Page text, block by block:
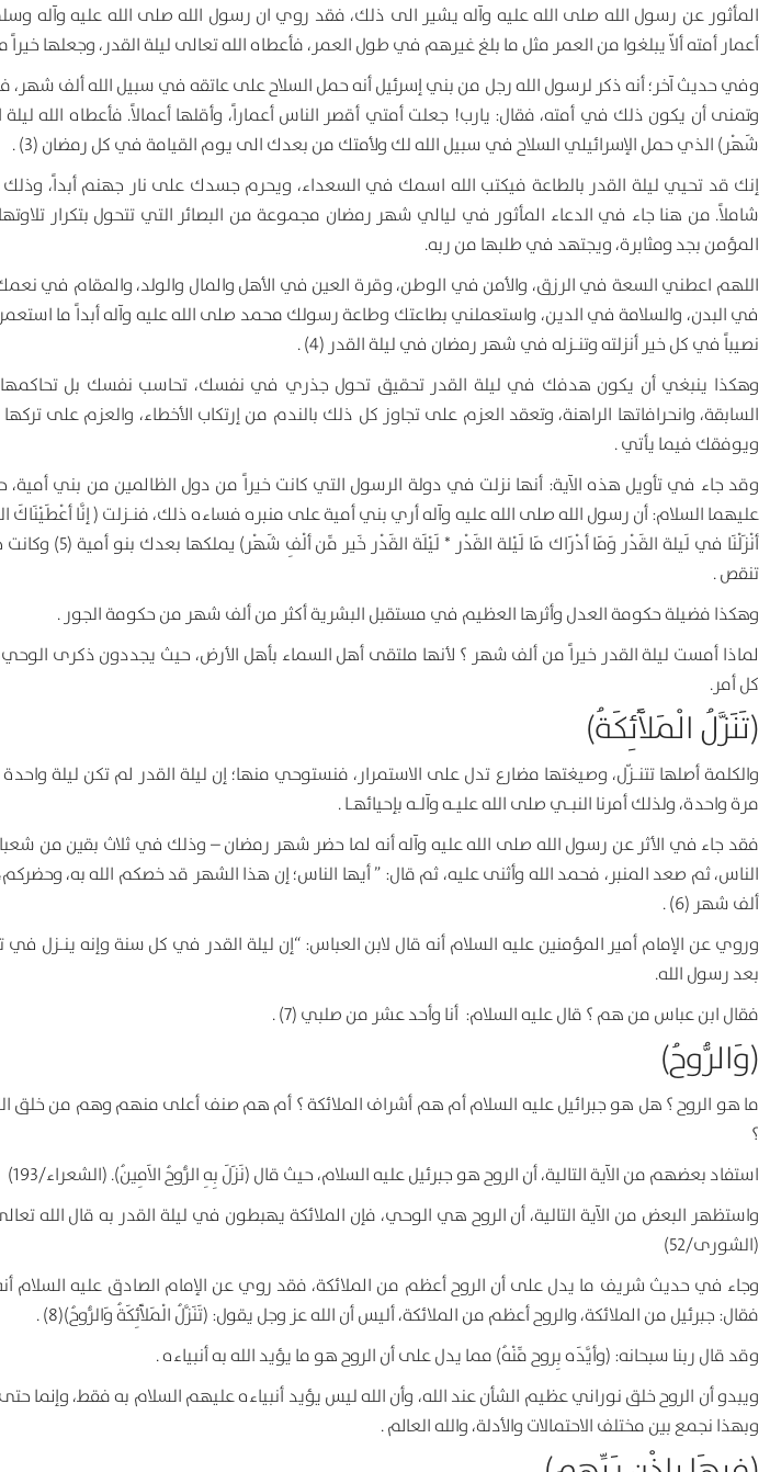
المأثور عن رسول الله صلى الله عليه وآله يشير الى ذلك، فقد روي ان رسول الله صلى الله عليه وآله
أعمار أمته ألاّ يبلغوا من العمر مثل ما بلغ غيرهم في طول العمر، فأعطاه الله تعالى ليلة القدر، وجعلها خيراً
وفي حديث آخر؛ أنه ذكر لرسول الله رجل من بني إسرئيل أنه حمل السلاح على عاتقه في سبيل الله ألف
وتمنى أن يكون ذلك في أمته، فقال: يارب! جعلت أمتي أقصر الناس أعماراً، وأقلها أعمالاً. فأعطاه الله ليلة
شَهْر) الذي حمل الإسرائيلي السلاح في سبيل الله لك ولأمتك من بعدك الى يوم القيامة في كل رمضان (3) .
إنك قد تحيي ليلة القدر بالطاعة فيكتب الله اسمك في السعداء، ويحرم جسدك على نار جهنم أبداً، وذلك
شاملاً. من هنا جاء في الدعاء المأثور في ليالي شهر رمضان مجموعة من البصائر التي تتحول بتكرار
المؤمن بجد ومثابرة، ويجتهد في طلبها من ربه.
اللهم اعطني السعة في الرزق، والأمن في الوطن، وقرة العين في الأهل والمال والولد، والمقام في
في البدن، والسلامة في الدين، واستعملني بطاعتك وطاعة رسولك محمد صلى الله عليه وآله أبداً ما
نصيباً في كل خير أنزلته وتنـزله في شهر رمضان في ليلة القدر (4) .
وهكذا ينبغي أن يكون هدفك في ليلة القدر تحقيق تحول جذري في نفسك، تحاسب نفسك بل تحاكمها
السابقة، وانحرافاتها الراهنة، وتعقد العزم على تجاوز كل ذلك بالندم من إرتكاب الأخطاء، والعزم على
ويوفقك فيما يأتي .
وقد جاء في تأويل هذه الآية: أنها نزلت في دولة الرسول التي كانت خيراً من دول الظالمين من بني
عليهما السلام: أن رسول الله صلى الله عليه وآله أري بني أمية على منبره فساءه ذلك، فنـزلت ( إنَّا أعْطَيْنَاكَ
أنْزَلْنَا في لَيلة القَدْر
تنقص .
وهكذا فضيلة حكومة العدل وأثرها العظيم في مستقبل البشرية أكثر من ألف شهر من حكومة الجور .
لماذا أمست ليلة القدر خيراً من ألف شهر ؟ لأنها ملتقى أهل السماء بأهل الأرض، حيث يجددون ذكرى
كل أمر.
(تَنَزَّلُ الْمَلآَئِكَةُ)
والكلمة أصلها تتنـزّل، وصيغتها مضارع تدل على الاستمرار، فنستوحي منها؛ إن ليلة القدر لم تكن ليلة
مرة واحدة، ولذلك أمرنا النبـي صلى الله عليـه وآلـه بإحيائهـا .
فقد جاء في الأثر عن رسول الله صلى الله عليه وآله أنه لما حضر شهر رمضان – وذلك في ثلاث بقين من
الناس، ثم صعد المنبر، فحمد الله وأثنى عليه، ثم قال: ” أيها الناس؛ إن هذا الشهر قد خصكم الله به،
ألف شهر (6) .
وروي عن الإمام أمير المؤمنين عليه السلام أنه قال لابن العباس: “إن ليلة القدر في كل سنة وإنه ينـزل في
بعد رسول الله.
فقال ابن عباس من هم ؟ قال عليه السلام: أنا وأحد عشر من صلبي (7) .
(وَالرُّوحُ)
ما هو الروح ؟ هل هو جبرائيل عليه السلام أم هم أشراف الملائكة ؟ أم هم صنف أعلى منهم وهم من خلق
؟
استفاد بعضهم من الآية التالية، أن الروح هو جبرئيل عليه السلام، حيث قال (نَزَلَ بِهِ الرُّوحُ الاَمِينُ). (الشعراء/193)
واستظهر البعض من الآية التالية، أن الروح هي الوحي، فإن الملائكة يهبطون في ليلة القدر به قال الله
(الشورى/52)
وجاء في حديث شريف ما يدل على أن الروح أعظم من الملائكة، فقد روي عن الإمام الصادق عليه السلام
فقال: جبرئيل من الملائكة، والروح أعظم من الملائكة، أليس أن الله عز وجل يقول: (تَنَزَّلُ الْمَلآَئِكَةُ وَالرُّوحُ)(8) .
وقد قال ربنا سبحانه: (وأيَّدَه بِروح مِّنْهُ) مما يدل على أن الروح هو ما يؤيد الله به أنبياءه .
ويبدو أن الروح خلق نوراني عظيم الشأن عند الله، وأن الله ليس يؤيد أنبياءه عليهم السلام به فقط، وإنما
وبهذا نجمع بين مختلف الاحتمالات والأدلة، والله العالم .